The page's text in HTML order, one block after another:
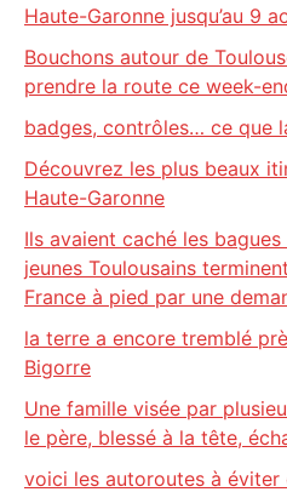
Haute-Garonne jusqu’au 9
Bouchons autour de
prendre la route ce week-
badges, contrôles… ce que
Découvrez les plus beaux
Haute-Garonne
Ils avaient caché les
jeunes Toulousains
France à pied par une
la terre a encore tremblé
Bigorre
Une famille visée par
le père, blessé à la tête,
voici les autoroutes à